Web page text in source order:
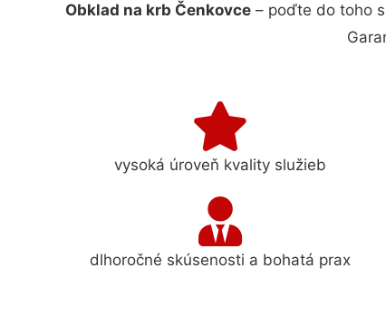
Obklad na krb Čenkovce – poďte do toho
vysoká úroveň kvality služieb
dlhoročné skúsenosti a bohatá prax